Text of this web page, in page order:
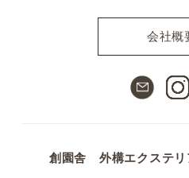
会社概
創園舎 外構エクステリ